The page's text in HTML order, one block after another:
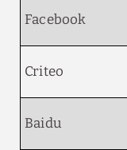
Facebook
Criteo
Baidu